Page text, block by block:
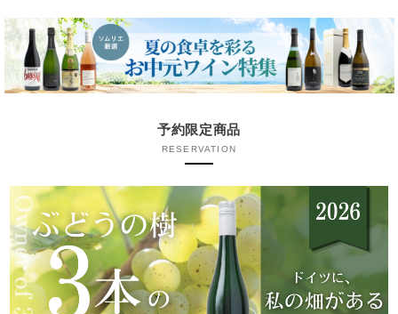
予約限定商品
RESERVATION